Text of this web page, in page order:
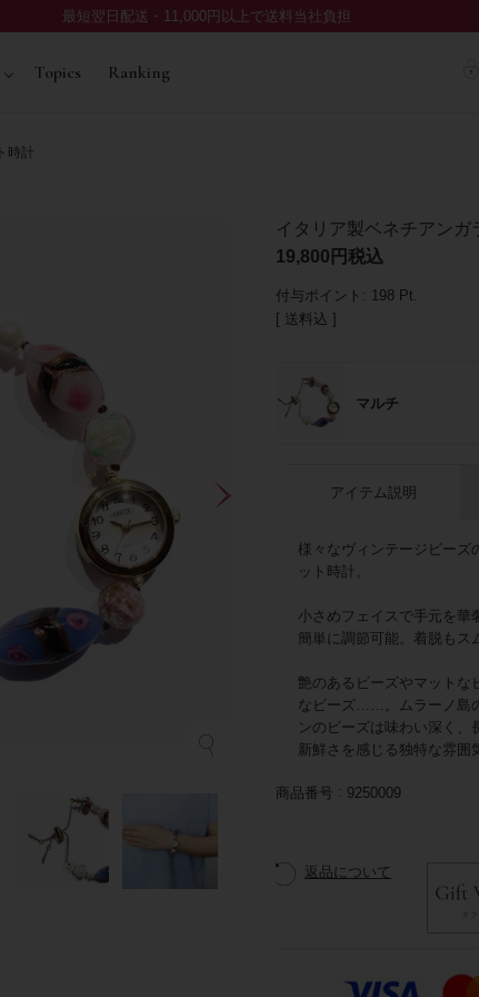
最短翌日配送・11,000円以上で送料当社負担
Topics Ranking
時計
イタリア製ベネチアンガ
19,800
税込
付与ポイント: 198 Pt.
送料込
マルチ
アイテム説明
様々なヴィンテージビーズ
ット時計。
小さめフェイスで手元を華
簡単に調節可能。着脱もス
艶のあるビーズやマットな
なビーズ……。ムラーノ島
ンのビーズは味わい深く、
新鮮さを感じる独特な雰囲
商品番号 9250009
返品について